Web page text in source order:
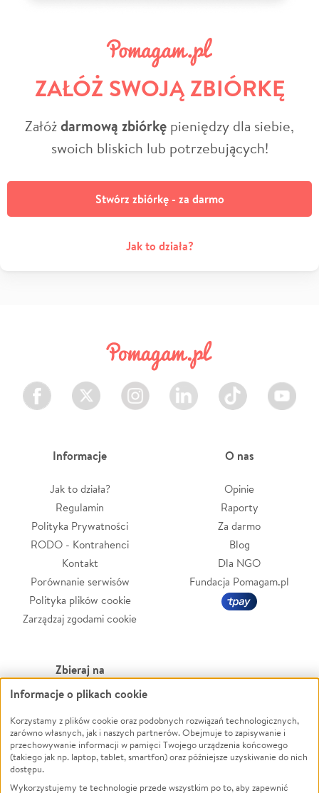
ZAŁÓŻ SWOJĄ ZBIÓRKĘ
Załóżdarmową zbiórkę pieniędzy dla siebie,
swoich bliskich lub potrzebujących!
Stwórz zbiórkę - za darmo
Jak to działa?
Facebook Twitter Instagram LinkedIn TikTok Youtube
Informacje
Jak to działa?
Regulamin
Polityka Prywatności
RODO - Kontrahenci
Kontakt
Porównanie serwisów
Polityka plików cookie
Zarządzaj zgodami cookie
O nas
Opinie
Raporty
Za darmo
Blog
Dla NGO
Fundacja Pomagam.pl
Zbieraj na
Leczenie
Zwierzęta
Pożar
Ukraina
Powódź
Wichura
NGO
Informacje o plikach cookie
Korzystamy z plików cookie oraz podobnych rozwiązań technologicznych,
zarówno własnych, jak i naszych partnerów. Obejmuje to zapisywanie i
przechowywanie informacji w pamięci Twojego urządzenia końcowego
(takiego jak np. laptop, tablet, smartfon) oraz późniejsze uzyskiwanie do nich
dostępu.
Wykorzystujemy te technologie przede wszystkim po to, aby zapewnić